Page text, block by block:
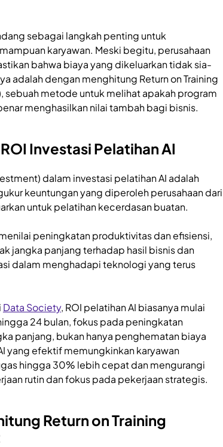
sebagai langkah penting untuk
karyawan. Meski begitu, perusahaan
bahwa biaya yang dikeluarkan tidak sia-
adalah dengan menghitung Return on Training
sebuah metode untuk melihat apakah program
menghasilkan nilai tambah bagi bisnis.
Investasi Pelatihan AI
dalam investasi pelatihan AI adalah
keuntungan yang diperoleh perusahaan dari
untuk pelatihan kecerdasan buatan.
peningkatan produktivitas dan efisiensi,
jangka panjang terhadap hasil bisnis dan
dalam menghadapi teknologi yang terus
Data Society, ROI pelatihan AI biasanya mulai
24 bulan, fokus pada peningkatan
panjang, bukan hanya penghematan biaya
yang efektif memungkinkan karyawan
hingga 30% lebih cepat dan mengurangi
rutin dan fokus pada pekerjaan strategis.
Return on Training